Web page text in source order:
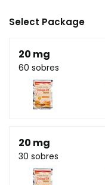
Select Package
20 mg
60 sobres
20 mg
30 sobres